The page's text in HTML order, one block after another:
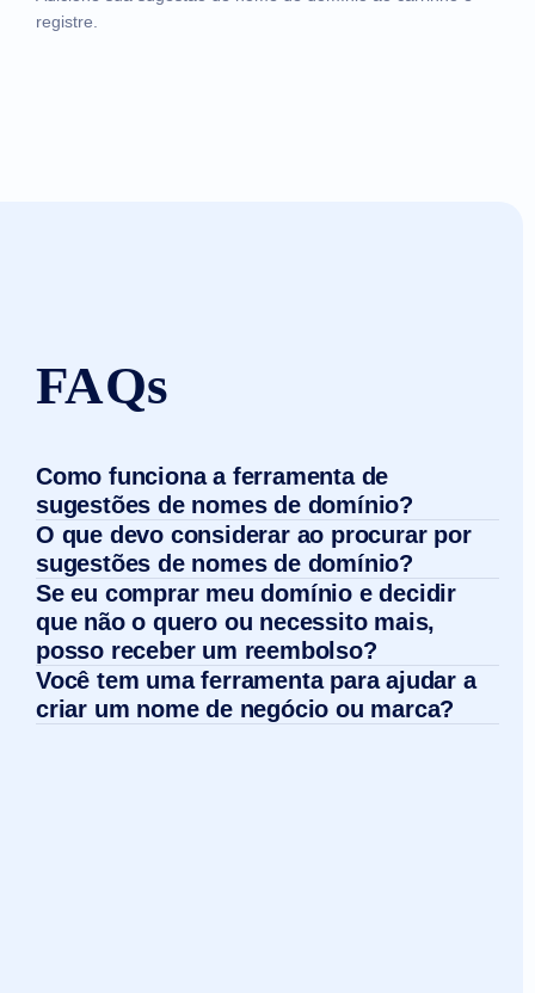
registre.
FAQs
Como funciona a ferramenta de
sugestões de nomes de domínio?
O que devo considerar ao procurar por
sugestões de nomes de domínio?
Se eu comprar meu domínio e decidir
que não o quero ou necessito mais,
posso receber um reembolso?
Você tem uma ferramenta para ajudar a
criar um nome de negócio ou marca?